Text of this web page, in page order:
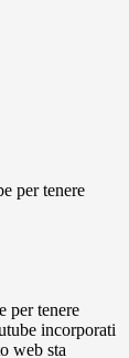
per tenere
per tenere
incorporati
web sta